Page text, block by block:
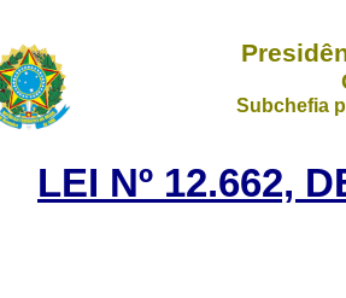
Subchefia
LEI Nº 12.662,